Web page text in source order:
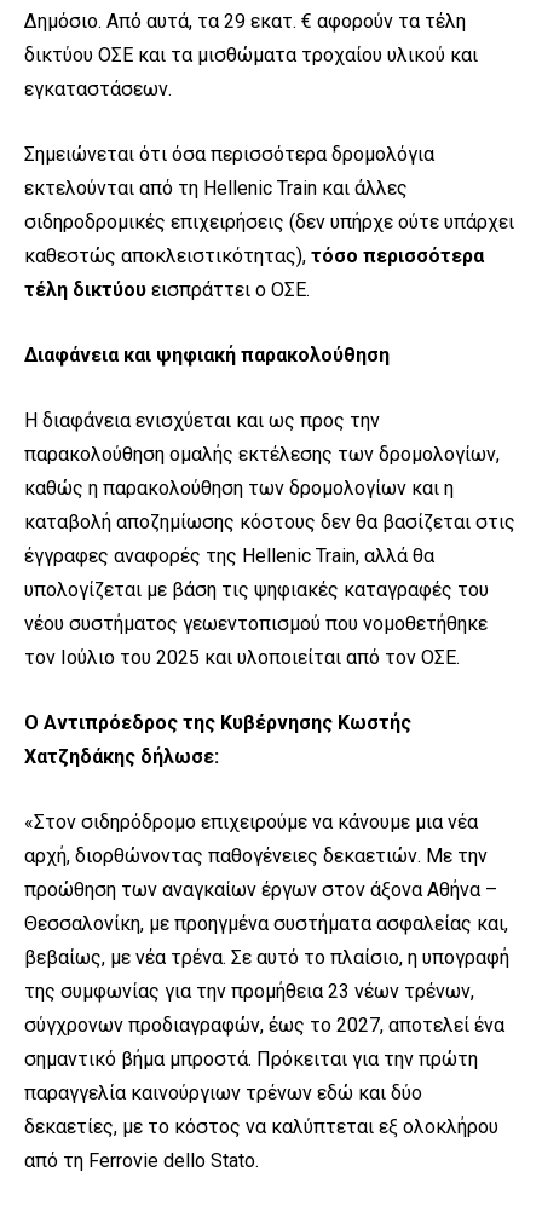
Δημόσιο. Από αυτά, τα 29 εκατ. € αφορούν τα τέλη
δικτύου ΟΣΕ και τα μισθώματα τροχαίου υλικού και
εγκαταστάσεων.
Σημειώνεται ότι όσα περισσότερα δρομολόγια
εκτελούνται από τη Hellenic Train και άλλες
σιδηροδρομικές επιχειρήσεις (δεν υπήρχε ούτε υπάρχει
καθεστώς αποκλειστικότητας), τόσο περισσότερα
τέλη δικτύου εισπράττει ο ΟΣΕ.
Διαφάνεια και ψηφιακή παρακολούθηση
Η διαφάνεια ενισχύεται και ως προς την
παρακολούθηση ομαλής εκτέλεσης των δρομολογίων,
καθώς η παρακολούθηση των δρομολογίων και η
καταβολή αποζημίωσης κόστους δεν θα βασίζεται στις
έγγραφες αναφορές της Hellenic Train, αλλά θα
υπολογίζεται με βάση τις ψηφιακές καταγραφές του
νέου συστήματος γεωεντοπισμού που νομοθετήθηκε
τον Ιούλιο του 2025 και υλοποιείται από τον ΟΣΕ.
Ο Αντιπρόεδρος της Κυβέρνησης Κωστής
Χατζηδάκης δήλωσε:
«Στον σιδηρόδρομο επιχειρούμε να κάνουμε μια νέα
αρχή, διορθώνοντας παθογένειες δεκαετιών. Με την
προώθηση των αναγκαίων έργων στον άξονα Αθήνα –
Θεσσαλονίκη, με προηγμένα συστήματα ασφαλείας και,
βεβαίως, με νέα τρένα. Σε αυτό το πλαίσιο, η υπογραφή
της συμφωνίας για την προμήθεια 23 νέων τρένων,
σύγχρονων προδιαγραφών, έως το 2027, αποτελεί ένα
σημαντικό βήμα μπροστά. Πρόκειται για την πρώτη
παραγγελία καινούργιων τρένων εδώ και δύο
δεκαετίες, με το κόστος να καλύπτεται εξ ολοκλήρου
από τη Ferrovie dello Stato.